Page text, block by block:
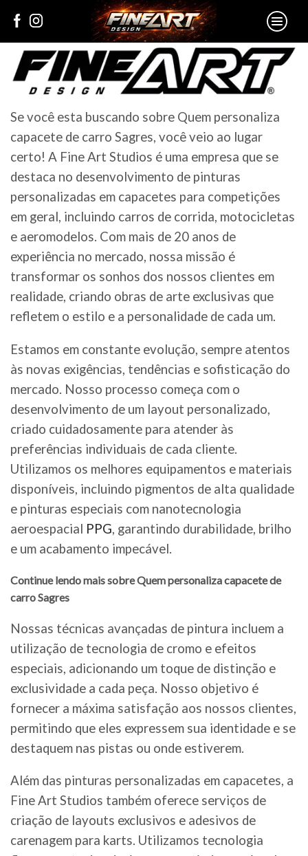
Se você esta buscando sobre Quem personaliza
capacete de carro Sagres, você veio ao lugar
certo! A Fine Art Studios é uma empresa que se
destaca no desenvolvimento de pinturas
personalizadas em capacetes para competições
em geral, incluindo carros de corrida, motocicletas
e aeromodelos. Com mais de 20 anos de
experiência no mercado, nossa missão é
transformar os sonhos dos nossos clientes em
realidade, criando obras de arte exclusivas que
refletem o estilo e a personalidade de cada um.
Estamos em constante evolução, sempre atentos
às novas exigências, tendências e sofisticação do
mercado. Nosso processo começa com o
desenvolvimento de um layout personalizado,
criado cuidadosamente para atender às
preferências individuais de cada cliente.
Utilizamos os melhores equipamentos e materiais
disponíveis, incluindo pigmentos de alta qualidade
e pinturas especiais com nanotecnologia
aeroespacial PPG, garantindo durabilidade, brilho
e um acabamento impecável.
Continue lendo mais sobre Quem personaliza capacete de
carro Sagres
Nossas técnicas avançadas de pintura incluem a
utilização de tecnologia de cromo e efeitos
especiais, adicionando um toque de distinção e
exclusividade a cada peça. Nosso objetivo é
fornecer a máxima satisfação aos nossos clientes,
permitindo que eles expressem sua identidade e se
destaquem nas pistas ou onde estiverem.
Além das pinturas personalizadas em capacetes, a
Fine Art Studios também oferece serviços de
criação de layouts exclusivos e adesivos de
carenagem para karts. Utilizamos tecnologia